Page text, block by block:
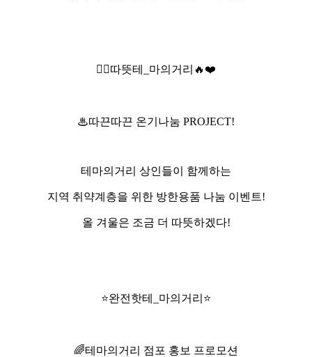
❤‍🔥따뜻테_마의거리 ‍🔥❤️
♨따끈따끈 온기나눔 PROJECT!
테마의거리 상인들이 함께하는
지역 취약계층을 위한 방한용품 나눔 이벤트!
올 겨울은 조금 더 따뜻하겠다!
⭐완전핫테_마의거리⭐
🌈테마의거리 점포 홍보 프로모션